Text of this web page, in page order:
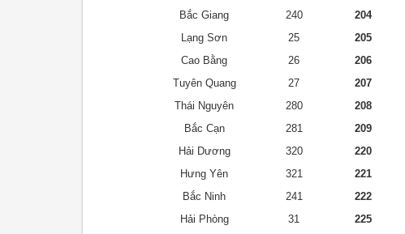
Bắc Giang
240 204
Lạng Sơn
25 205
Cao Bằng
26 206
Tuyên Quang
27 207
Thái Nguyên
280 208
Bắc Cạn
281 209
Hải Dương
320 220
Hưng Yên
321 221
Bắc Ninh
241 222
Hải Phòng
31 225